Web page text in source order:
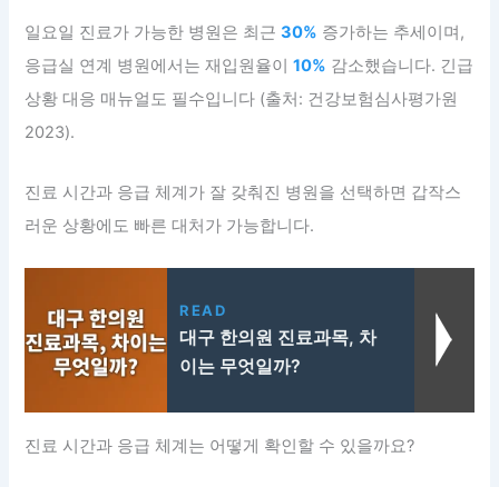
일요일 진료가 가능한 병원은 최근30% 증가하는 추세이며,
응급실 연계 병원에서는 재입원율이10% 감소했습니다. 긴급
상황 대응 매뉴얼도 필수입니다 (출처: 건강보험심사평가원
2023).
진료 시간과 응급 체계가 잘 갖춰진 병원을 선택하면 갑작스
러운 상황에도 빠른 대처가 가능합니다.
READ
대구 한의원 진료과목, 차
이는 무엇일까?
진료 시간과 응급 체계는 어떻게 확인할 수 있을까요?